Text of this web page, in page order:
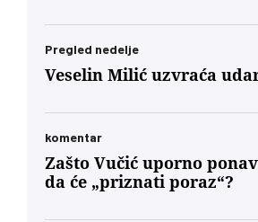
Pregled nedelje
Veselin Milić uzvraća
komentar
Zašto Vučić uporno
da će „priznati poraz“?